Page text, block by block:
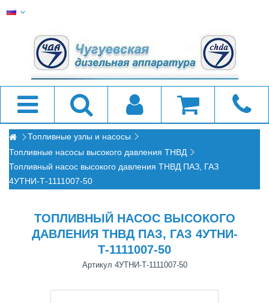
Топливные узлы и насосы
Топливные насосы высокого давления ТНВД
Топливный насос высокого давления ТНВД ПАЗ, ГАЗ
4УТНИ-Т-1111007-50
ТОПЛИВНЫЙ НАСОС ВЫСОКОГО
ДАВЛЕНИЯ ТНВД ПАЗ, ГАЗ 4УТНИ-
Т-1111007-50
Артикул 4УТНИ-Т-1111007-50